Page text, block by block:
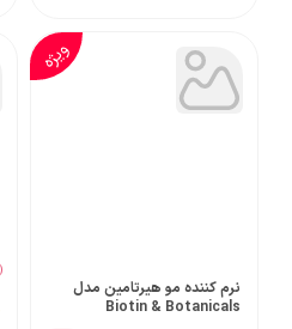
ویژه
نرم کننده مو هیرتامین مدل
Biotin & Botanicals